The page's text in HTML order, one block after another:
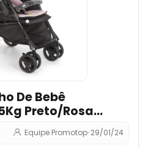
De Bebê
Preto/Rosa
Equipe Promotop•29/01/24